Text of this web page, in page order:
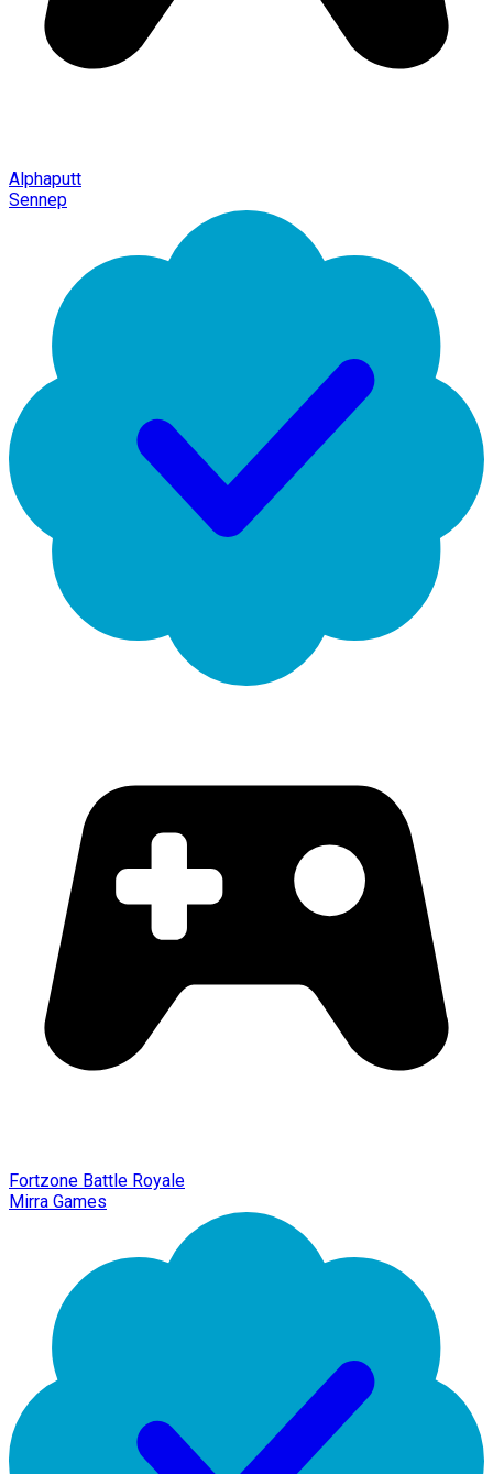
Alphaputt
Sennep
Fortzone Battle Royale
Mirra Games